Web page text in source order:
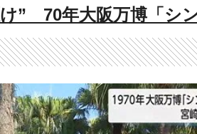
” 70年大阪万博「シ